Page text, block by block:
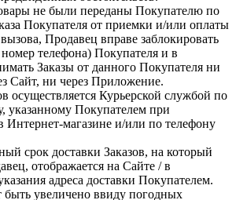
не были переданы Покупателю по
Покупателя от приемки и/или оплаты
Продавец вправе заблокировать
телефона) Покупателя и в
Заказы от данного Покупателя ни
Сайт, ни через Приложение.
осуществляется Курьерской службой по
указанному Покупателем при
Интернет-магазине и/или по телефону
срок доставки Заказов, на который
отображается на Сайте / в
адреса доставки Покупателем.
увеличено ввиду погодных